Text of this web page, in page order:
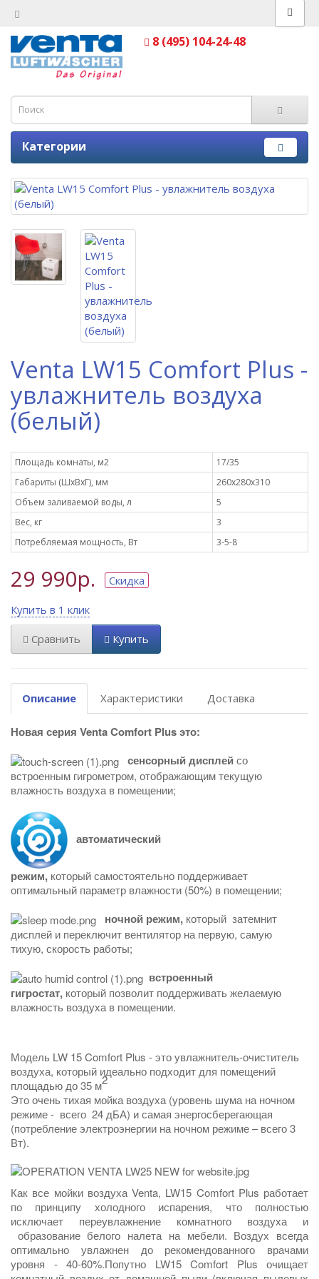
8 (495) 104-24-48
Категории
Venta LW15 Comfort Plus -
увлажнитель воздуха
(белый)
Площадь комнаты, м2
17/35
Габариты (ШxВxГ), мм
260х280х310
Объем заливаемой воды, л
5
Вес, кг
3
Потребляемая мощность, Вт
3-5-8
29 990р. Скидка
Купить в 1 клик
Сравнить Купить
Описание Характеристики Доставка
Новая серия Venta Comfort Plus это:
сенсорный дисплейсо
встроенным гигрометром, отображающим текущую
влажность воздуха в помещении;
автоматический
режим, который самостоятельно поддерживает
оптимальный параметр влажности (50%) в помещении;
ночной режим, который затемнит
дисплей и переключит вентилятор на первую, самую
тихую, скорость работы;
встроенный
гигростат, который позволит поддерживать желаемую
влажность воздуха в помещении.
Модель LW 15 Comfort Plus - это увлажнитель-очиститель
воздуха, который идеально подходит для помещений
площадью до 35 м2
Это очень тихая мойка воздуха (уровень шума на ночном
режиме - всего 24 дБА) и самая энергосберегающая
(потребление электроэнергии на ночном режиме – всего 3
Вт).
Как все мойки воздуха Venta, LW15 Comfort Plus работает
по принципу холодного испарения, что полностью
исключает переувлажнение комнатного воздуха и
образование белого налета на мебели. Воздух всегда
оптимально увлажнен до рекомендованного врачами
уровня - 40-60%.Попутно LW15 Comfort Plus очищает